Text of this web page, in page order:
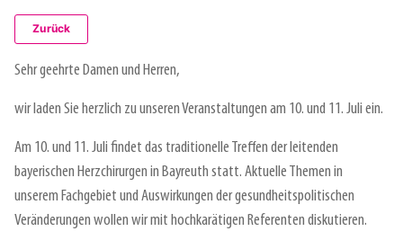
Zurück
Sehr geehrte Damen und Herren,
wir laden Sie herzlich zu unseren Veranstaltungen am 10. und 11. Juli ein.
Am 10. und 11. Juli findet das traditionelle Treffen der leitenden
bayerischen Herzchirurgen in Bayreuth statt. Aktuelle Themen in
unserem Fachgebiet und Auswirkungen der gesundheitspolitischen
Veränderungen wollen wir mit hochkarätigen Referenten diskutieren.